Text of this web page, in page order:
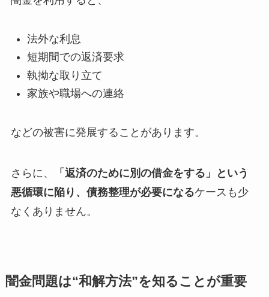
法外な利息
短期間での返済要求
執拗な取り立て
家族や職場への連絡
などの被害に発展することがあります。
さらに、
「返済のために別の借金をする」という
悪循環に陥り、債務整理が必要になるケースも少
なくありません。
闇金問題は“和解方法”を知ることが重要